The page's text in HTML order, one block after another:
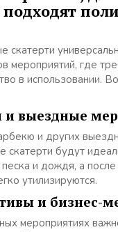
скатерти
мероприятий, где
в использовании.
и выездные
и других
скатерти будут
песка и дождя, а
утилизируются.
и бизнес-
мероприятиях